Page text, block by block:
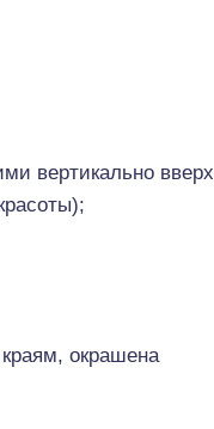
вертикально вверх
окрашена